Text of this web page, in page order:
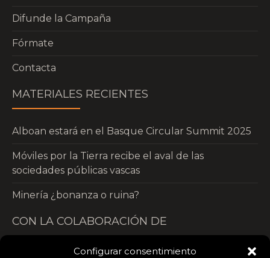
Configurar consentimiento
Difunde la Campaña
Fórmate
Contacta
MATERIALES RECIENTES
Alboan estará en el Basque Circular Summit 2025
Móviles por la Tierra recibe el aval de las
sociedades públicas vascas
Minería ¿bonanza o ruina?
CON LA COLABORACIÓN DE